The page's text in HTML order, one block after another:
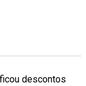
descontos